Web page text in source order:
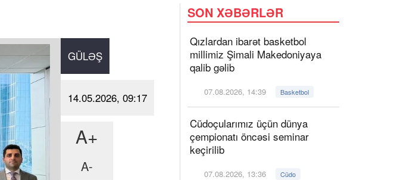
GÜLƏŞ
14.05.2026, 09:17
A+
A-
SON XƏBƏRLƏR
Qızlardan ibarət basketbol
millimiz Şimali Makedoniyaya
qalib gəlib
07.08.2026, 14:39 Basketbol
Cüdoçularımız üçün dünya
çempionatı öncəsi seminar
keçirilib
07.08.2026, 13:36 Cüdo